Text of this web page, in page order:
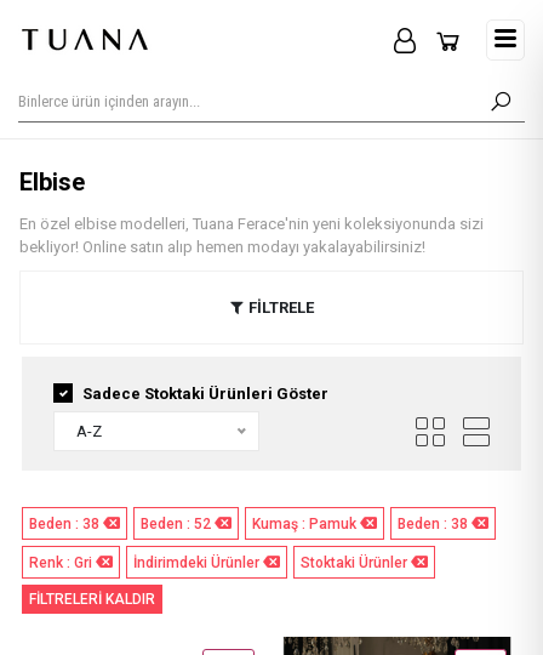
Elbise
En özel elbise modelleri, Tuana Ferace'nin yeni koleksiyonunda sizi
bekliyor! Online satın alıp hemen modayı yakalayabilirsiniz!
FİLTRELE
Sadece Stoktaki Ürünleri Göster
A-Z
Beden : 38 Beden : 52 Kumaş : Pamuk Beden : 38
Renk : Gri İndirimdeki Ürünler Stoktaki Ürünler
FİLTRELERİ KALDIR